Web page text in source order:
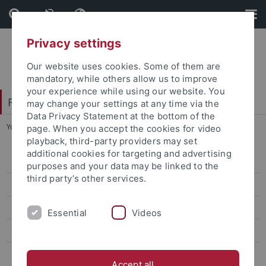
Skip
to
content
Skip
to
footer
Faculty of Catholic Theology
You are here: Home ... Im Studium
Informationen für StudienanfängerInnen
Studiengänge
Lehrangebot
Studierende mit Familienaufgaben
Privacy settings
Our website uses cookies. Some of them are
mandatory, while others allow us to improve
your experience while using our website. You
may change your settings at any time via the
Data Privacy Statement at the bottom of the
page. When you accept the cookies for video
playback, third-party providers may set
additional cookies for targeting and advertising
purposes and your data may be linked to the
third party’s other services.
Essential Videos